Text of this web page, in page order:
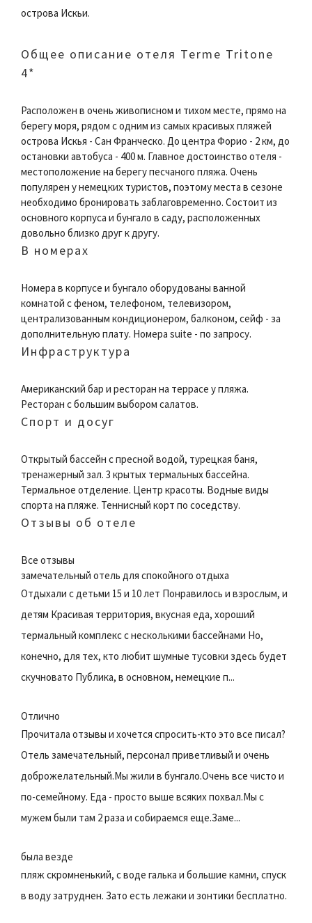
острова Искьи.
Общее описание отеля Terme Tritone
4*
Расположен в очень живописном и тихом месте, прямо на
берегу моря, рядом с одним из самых красивых пляжей
острова Искья - Сан Франческо. До центра Форио - 2 км, до
остановки автобуса - 400 м. Главное достоинство отеля -
местоположение на берегу песчаного пляжа. Очень
популярен у немецких туристов, поэтому места в сезоне
необходимо бронировать заблаговременно. Состоит из
основного корпуса и бунгало в саду, расположенных
довольно близко друг к другу.
В номерах
Номера в корпусе и бунгало оборудованы ванной
комнатой с феном, телефоном, телевизором,
централизованным кондиционером, балконом, сейф - за
дополнительную плату. Номера suite - по запросу.
Инфраструктура
Американский бар и ресторан на террасе у пляжа.
Ресторан с большим выбором салатов.
Спорт и досуг
Открытый бассейн с пресной водой, турецкая баня,
тренажерный зал. 3 крытых термальных бассейна.
Термальное отделение. Центр красоты. Водные виды
спорта на пляже. Теннисный корт по соседству.
Отзывы об отеле
Все отзывы
замечательный отель для спокойного отдыха
Отдыхали с детьми 15 и 10 лет Понравилось и взрослым, и
детям Красивая территория, вкусная еда, хороший
термальный комплекс с несколькими бассейнами Но,
конечно, для тех, кто любит шумные тусовки здесь будет
скучновато Публика, в основном, немецкие п...
Отлично
Прочитала отзывы и хочется спросить-кто это все писал?
Отель замечательный, персонал приветливый и очень
доброжелательный.Мы жили в бунгало.Очень все чисто и
по-семейному. Еда - просто выше всяких похвал.Мы с
мужем были там 2 раза и собираемся еще.Заме...
была везде
пляж скромненький, с воде галька и большие камни, спуск
в воду затруднен. Зато есть лежаки и зонтики бесплатно.